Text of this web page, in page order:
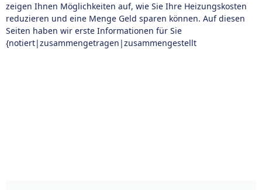
zeigen Ihnen Möglichkeiten auf, wie Sie Ihre Heizungskosten
reduzieren und eine Menge Geld sparen können. Auf diesen
Seiten haben wir erste Informationen für Sie
{notiert|zusammengetragen|zusammengestellt